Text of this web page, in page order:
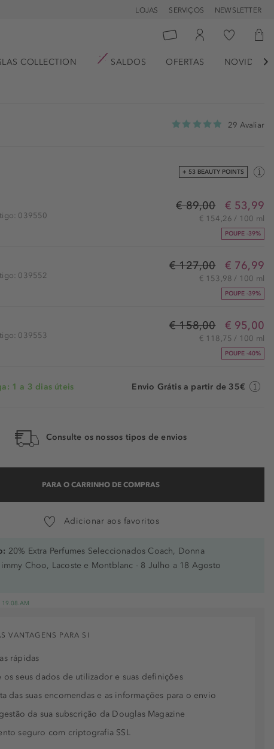
LOJAS SERVIÇOS NEWSLETTER
COLLECTION SALDOS OFERTAS 
29 Avaliar
+ 53 BEAUTY POINTS
039550
€ 89,00 € 53,99
€ 154,26 / 100 ml
POUPE -39%
039552
€ 127,00 € 76,99
€ 153,98 / 100 ml
POUPE -39%
039553
€ 158,00 € 95,00
€ 118,75 / 100 ml
POUPE -40%
1 a 3 dias úteis Envio Grátis a partir de 35€
Consulte os nossos tipos de envios
PARA O CARRINHO DE COMPRAS
Adicionar aos favoritos
20% Extra Perfumes Seleccionados Coach, Donna
Choo, Lacoste e Montblanc - 8 Julho a 18 Agosto
19.08.AM
VANTAGENS PARA SI
rápidas
os seus dados de utilizador e suas definições
das suas encomendas e as informações para o envio
da sua subscrição da Douglas Magazine
seguro com criptografia SSL